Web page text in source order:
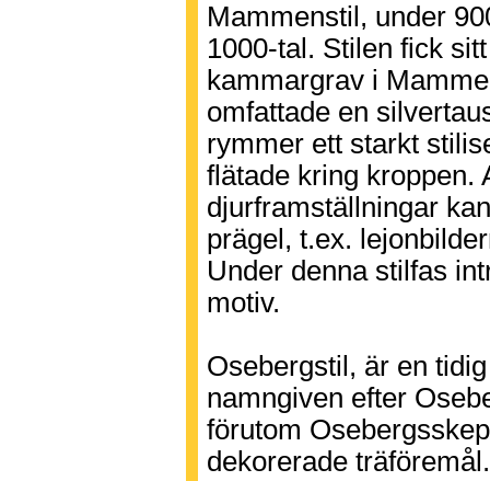
Mammenstil, under
1000-tal. Stilen fick
kammargrav i
omfattade en
rymmer ett starkt
flätade kring kroppen.
djurframställningar
prägel, t.ex.
Under denna stilfas
motiv.
Osebergstil, är en
namngiven efter
förutom
dekorerade